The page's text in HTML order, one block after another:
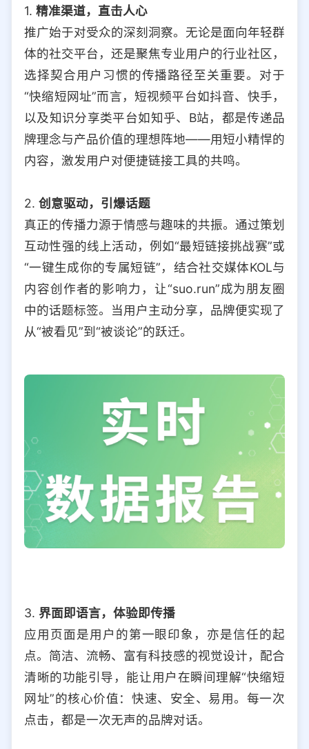
1. 精准渠道，直击人心
推广始于对受众的深刻洞察。无论是面向年轻群
体的社交平台，还是聚焦专业用户的行业社区，
选择契合用户习惯的传播路径至关重要。对于
“快缩短网址”而言，短视频平台如抖音、快手，
以及知识分享类平台如知乎、B站，都是传递品
牌理念与产品价值的理想阵地——用短小精悍的
内容，激发用户对便捷链接工具的共鸣。
2. 创意驱动，引爆话题
真正的传播力源于情感与趣味的共振。通过策划
互动性强的线上活动，例如“最短链接挑战赛”或
“一键生成你的专属短链”，结合社交媒体KOL与
内容创作者的影响力，让“suo.run”成为朋友圈
中的话题标签。当用户主动分享，品牌便实现了
从“被看见”到“被谈论”的跃迁。
3. 界面即语言，体验即传播
应用页面是用户的第一眼印象，亦是信任的起
点。简洁、流畅、富有科技感的视觉设计，配合
清晰的功能引导，能让用户在瞬间理解“快缩短
网址”的核心价值：快速、安全、易用。每一次
点击，都是一次无声的品牌对话。